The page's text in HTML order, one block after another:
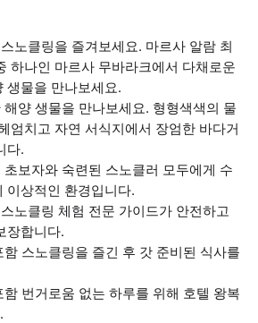
노클링을 즐겨보세요. 마르사 알람 최
하나인 마르사 무바라크에서 다채로운
생물을 만나보세요.
양 생물을 만나보세요. 형형색색의 물
엄치고 자연 서식지에서 장엄한 바다거
다.
보자와 숙련된 스노클러 모두에게 수
이상적인 환경입니다.
노클링 체험 전문 가이드가 안전하고
장합니다.
스노클링을 즐긴 후 갓 준비된 식사를
번거로움 없는 하루를 위해 호텔 왕복